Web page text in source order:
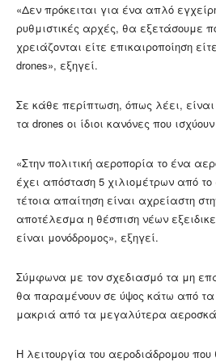
«Δεν πρόκειται για ένα απλό
ρυθμιστικές αρχές, θα εξετάσουμε
χρειάζονται είτε επικαιροποίηση
drones», εξηγεί.
Σε κάθε περίπτωση, όπως λέει,
τα drones οι ίδιοι κανόνες που
«Στην πολιτική αεροπορία το ένα
έχει απόσταση 5 χιλιομέτρων από
τέτοια απαίτηση είναι αχρείαστη
αποτέλεσμα η θέσπιση νέων
είναι μονόδρομος», εξηγεί.
Σύμφωνα με τον σχεδιασμό τα μη
θα παραμένουν σε ύψος κάτω από τα
μακριά από τα μεγαλύτερα
Η λειτουργία του αεροδιάδρομου που